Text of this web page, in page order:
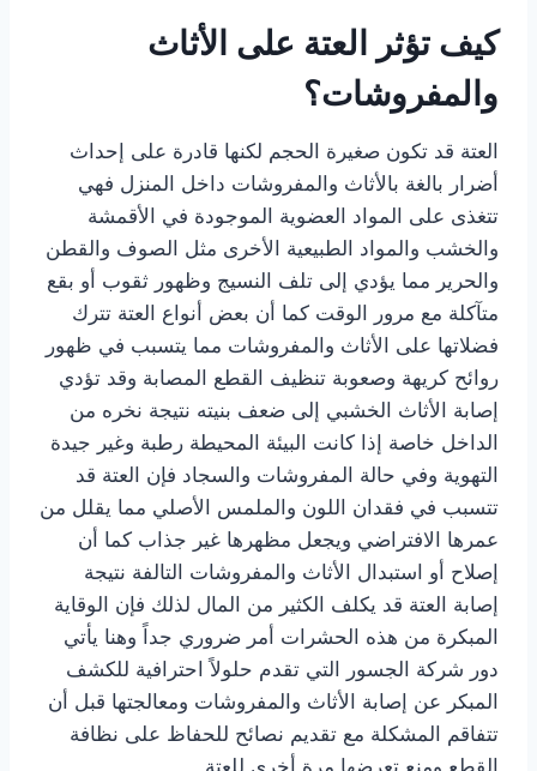
كيف تؤثر العتة على الأثاث
والمفروشات؟
العتة قد تكون صغيرة الحجم لكنها قادرة على إحداث
أضرار بالغة بالأثاث والمفروشات داخل المنزل فهي
تتغذى على المواد العضوية الموجودة في الأقمشة
والخشب والمواد الطبيعية الأخرى مثل الصوف والقطن
والحرير مما يؤدي إلى تلف النسيج وظهور ثقوب أو بقع
متآكلة مع مرور الوقت كما أن بعض أنواع العتة تترك
فضلاتها على الأثاث والمفروشات مما يتسبب في ظهور
روائح كريهة وصعوبة تنظيف القطع المصابة وقد تؤدي
إصابة الأثاث الخشبي إلى ضعف بنيته نتيجة نخره من
الداخل خاصة إذا كانت البيئة المحيطة رطبة وغير جيدة
التهوية وفي حالة المفروشات والسجاد فإن العتة قد
تتسبب في فقدان اللون والملمس الأصلي مما يقلل من
عمرها الافتراضي ويجعل مظهرها غير جذاب كما أن
إصلاح أو استبدال الأثاث والمفروشات التالفة نتيجة
إصابة العتة قد يكلف الكثير من المال لذلك فإن الوقاية
المبكرة من هذه الحشرات أمر ضروري جداً وهنا يأتي
دور شركة الجسور التي تقدم حلولاً احترافية للكشف
المبكر عن إصابة الأثاث والمفروشات ومعالجتها قبل أن
تتفاقم المشكلة مع تقديم نصائح للحفاظ على نظافة
القطع ومنع تعرضها مرة أخرى للعتة